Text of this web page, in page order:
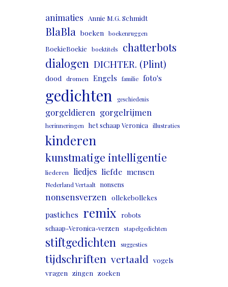
animaties Annie M.G. Schmidt
BlaBla boeken boekenruggen
BoekieBoekie boektitels chatterbots
dialogen DICHTER. (Plint)
dood dromen Engels familie foto's
gedichten geschiedenis
gorgeldieren gorgelrijmen
herinneringen het schaap Veronica illustraties
kinderen
kunstmatige intelligentie
liederen liedjes liefde mensen
Nederland Vertaalt nonsens
nonsensverzen ollekebollekes
pastiches remix
robots
schaap-Veronica-verzen stapelgedichten
stiftgedichten suggesties
tijdschriften vertaald vogels
vragen zingen zoeken